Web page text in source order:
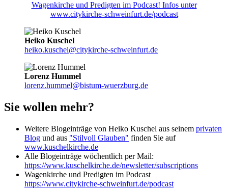
Wagenkirche und Predigten im Podcast! Infos unter
www.citykirche-schweinfurt.de/podcast
Heiko Kuschel
heiko.kuschel@citykirche-schweinfurt.de
Lorenz Hummel
lorenz.hummel@bistum-wuerzburg.de
Sie wollen mehr?
Weitere Blogeinträge von Heiko Kuschel aus seinem privaten
Blog und aus "Stilvoll Glauben" finden Sie auf
www.kuschelkirche.de
Alle Blogeinträge wöchentlich per Mail:
https://www.kuschelkirche.de/newsletter/subscriptions
Wagenkirche und Predigten im Podcast
https://www.citykirche-schweinfurt.de/podcast